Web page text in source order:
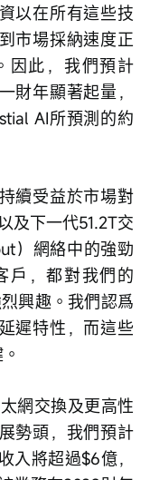
以在所有這些技
市場採納速度正
因此，我們預計
財年顯著起量，
AI所預測的約
續受益於市場對
及下一代51.2T交
）網絡中的強勁
戶，都對我們的
興趣。我們認爲
遲特性，而這些
網交換及更高性
勢頭，我們預計
入將超過$6億，